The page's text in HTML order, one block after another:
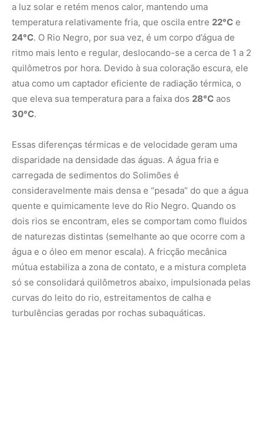
a luz solar e retém menos calor, mantendo uma
temperatura relativamente fria, que oscila entre 22°C e
24°C. O Rio Negro, por sua vez, é um corpo d’água de
ritmo mais lento e regular, deslocando-se a cerca de 1 a 2
quilômetros por hora. Devido à sua coloração escura, ele
atua como um captador eficiente de radiação térmica, o
que eleva sua temperatura para a faixa dos 28°C aos
30°C.
Essas diferenças térmicas e de velocidade geram uma
disparidade na densidade das águas. A água fria e
carregada de sedimentos do Solimões é
consideravelmente mais densa e “pesada” do que a água
quente e quimicamente leve do Rio Negro. Quando os
dois rios se encontram, eles se comportam como fluidos
de naturezas distintas (semelhante ao que ocorre com a
água e o óleo em menor escala). A fricção mecânica
mútua estabiliza a zona de contato, e a mistura completa
só se consolidará quilômetros abaixo, impulsionada pelas
curvas do leito do rio, estreitamentos de calha e
turbulências geradas por rochas subaquáticas.